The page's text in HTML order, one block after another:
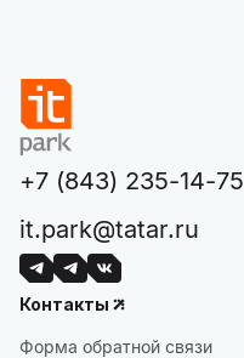
+7 (843) 235-14-75
it.park@tatar.ru
Контакты
Форма обратной связи